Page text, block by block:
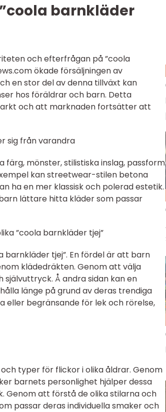
barnkläder
och efterfrågan på ”coola
ökade försäljningen av
en stor del av denna tillväxt kan
hos föräldrar och barn. Detta
och att marknaden fortsätter att
sig från varandra
färg, mönster, stilistiska inslag, passform
kan streetwear-stilen betona
ha en mer klassisk och polerad estetik.
lättare hitta kläder som passar
”coola barnkläder tjej”
barnkläder tjej”. En fördel är att barn
klädedräkten. Genom att välja
självuttryck. Å andra sidan kan en
länge på grund av deras trendiga
eller begränsande för lek och rörelse,
typer för flickor i olika åldrar. Genom
barnets personlighet hjälper dessa
Genom att förstå de olika stilarna och
passar deras individuella smaker och